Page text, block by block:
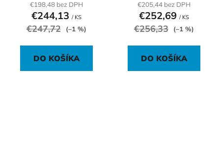
€198,48 bez DPH
€244,13 / KS
€247,72 (–1 %)
DO KOŠÍKA
€205,44 bez DPH
€252,69 / KS
€256,33 (–1 %)
DO KOŠÍKA